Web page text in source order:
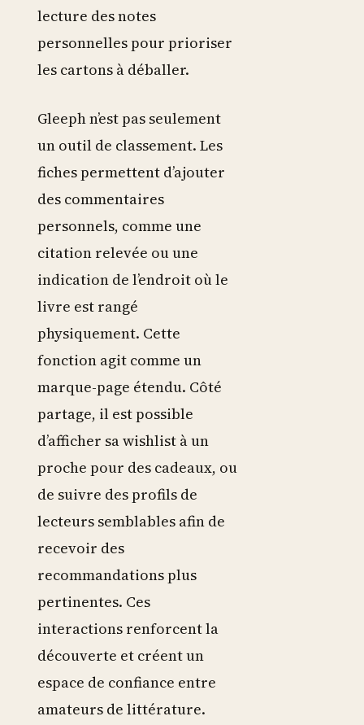
lecture des notes
personnelles pour prioriser
les cartons à déballer.
Gleeph n’est pas seulement
un outil de classement. Les
fiches permettent d’ajouter
des commentaires
personnels, comme une
citation relevée ou une
indication de l’endroit où le
livre est rangé
physiquement. Cette
fonction agit comme un
marque-page étendu. Côté
partage, il est possible
d’afficher sa wishlist à un
proche pour des cadeaux, ou
de suivre des profils de
lecteurs semblables afin de
recevoir des
recommandations plus
pertinentes. Ces
interactions renforcent la
découverte et créent un
espace de confiance entre
amateurs de littérature.